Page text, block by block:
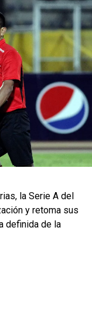
la Serie A del
y retoma sus
definida de la